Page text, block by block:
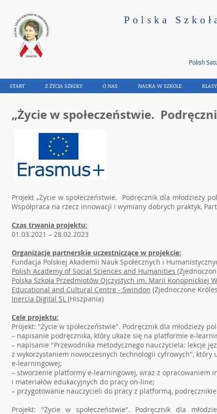
Polska
Polish
START Z ŻYCIA SZKOŁY O NAS NAUKA W SZKOLE KLASY
„Życie w społeczeństwie.
Projekt „Życie w społeczeństwie. Podręcznik dla młodzieży
Współpraca na rzecz innowacji i wymiany dobrych praktyk,
Czas trwania projektu:
01.03.2021 – 28.02.2023
Organizacje partnerskie uczestniczące w projekcie:
Fundacja Polskiej Akademii Nauk Społecznych i
Polish Academy of Social Sciences and Humanities
Polska Szkoła Przedmiotów Ojczystych im. Marii Konopnickiej
Educational and Cultural Centre - Swindon (Zjednoczone
Inercia Digital SL (Hiszpania)
Cele projektu:
Projekt: "Życie w społeczeństwie". Podręcznik dla młodzieży
– napisanie podręcznika, który ukaże się na platformie e-
– napisanie "Przewodnika metodycznego nauczyciela: lekcje
z wykorzystaniem nowoczesnych technologii cyfrowych", który
e-learningowej;
– stworzenie platformy e-learningowej, wraz z opracowaniem
i materiałów edukacyjnych do pracy on-line;
– przygotowanie nauczycieli do pracy z platformą,
Projekt: "Życie w społeczeństwie". Podręcznik dla